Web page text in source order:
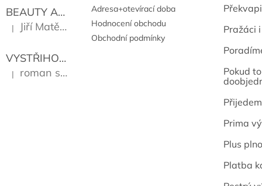
BEAUTY AND THE BEAT
Go Go's
Hodnocení produktu je 5 z 5 hvězdiček.
| Jiří Matějů
VYSTŘIHOVÁNKY - PRAŽSKÉ PAMÁTKY Kropáček
Hodnocení produktu je 5 z 5 hvězdiček.
| roman sekanina
Adresa+otevírací doba
Hodnocení obchodu
Obchodní podmínky
Pražáci
Pokud
Prima
Plus
Platba